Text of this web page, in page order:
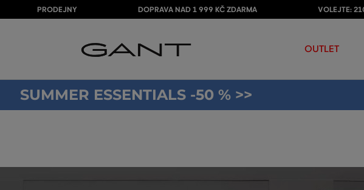
PRODEJNY DOPRAVA NAD 1 999 KČ ZDARMA VOLEJTE:
OUTLET
SUMMER ESSENTIALS -50 % >>